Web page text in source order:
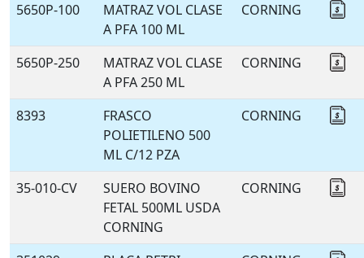
5650P-100
MATRAZ VOL CLASE
A PFA 100 ML
CORNING
5650P-250
MATRAZ VOL CLASE
A PFA 250 ML
CORNING
8393
FRASCO
POLIETILENO 500
ML C/12 PZA
CORNING
35-010-CV
SUERO BOVINO
FETAL 500ML USDA
CORNING
CORNING